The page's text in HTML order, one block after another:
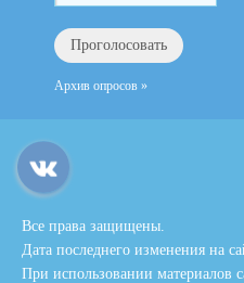
Архив опросов »
Все права защищены.
Дата последнего изменения на
При использовании материалов